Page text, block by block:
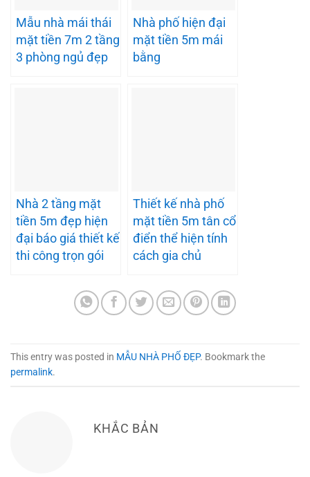
Mẫu nhà mái thái
mặt tiền 7m 2 tầng
3 phòng ngủ đẹp
Nhà phố hiện đại
mặt tiền 5m mái
bằng
Nhà 2 tầng mặt
tiền 5m đẹp hiện
đại báo giá thiết kế
thi công trọn gói
Thiết kế nhà phố
mặt tiền 5m tân cổ
điển thể hiện tính
cách gia chủ
This entry was posted in MẪU NHÀ PHỐ ĐẸP. Bookmark the
permalink.
KHẮC BẢN